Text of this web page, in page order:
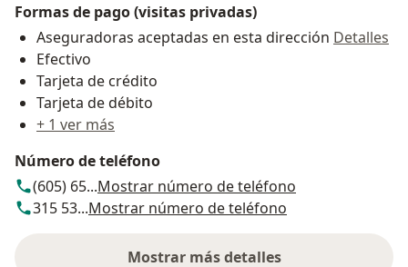
Formas de pago (visitas privadas)
Aseguradoras aceptadas en esta dirección Detalles
Efectivo
Tarjeta de crédito
Tarjeta de débito
+ 1 ver más
Número de teléfono
(605) 65...Mostrar número de teléfono
315 53...Mostrar número de teléfono
Mostrar más detalles